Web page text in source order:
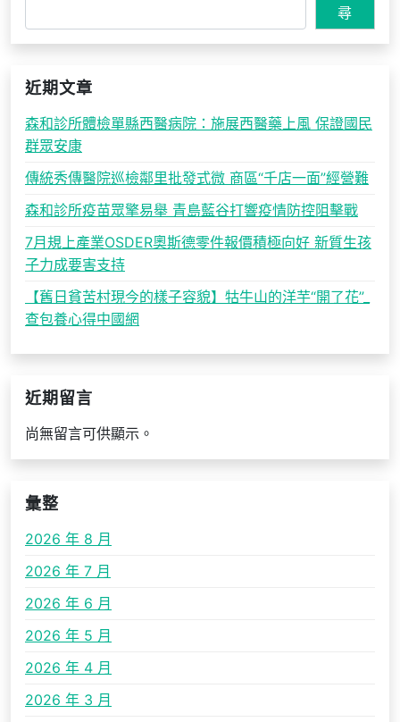
尋
近期文章
森和診所體檢單縣西醫病院：施展西醫藥上風 保證國民
群眾安康
傳統秀傳醫院巡檢鄰里批發式微 商區“千店一面”經營難
森和診所疫苗眾擎易舉 青島藍谷打響疫情防控阻擊戰
7月規上產業OSDER奧斯德零件報價積極向好 新質生孩
子力成要害支持
【舊日貧苦村現今的樣子容貌】牯牛山的洋芋“開了花”_
查包養心得中國網
近期留言
尚無留言可供顯示。
彙整
2026 年 8 月
2026 年 7 月
2026 年 6 月
2026 年 5 月
2026 年 4 月
2026 年 3 月